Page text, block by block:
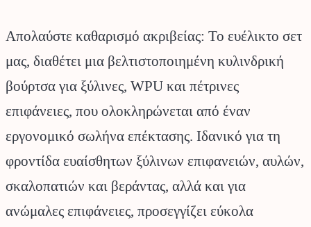
Απολαύστε καθαρισμό ακριβείας: Το ευέλικτο σετ
μας, διαθέτει μια βελτιστοποιημένη κυλινδρική
βούρτσα για ξύλινες, WPU και πέτρινες
επιφάνειες, που ολοκληρώνεται από έναν
εργονομικό σωλήνα επέκτασης. Ιδανικό για τη
φροντίδα ευαίσθητων ξύλινων επιφανειών, αυλών,
σκαλοπατιών και βεράντας, αλλά και για
ανώμαλες επιφάνειες, προσεγγίζει εύκολα